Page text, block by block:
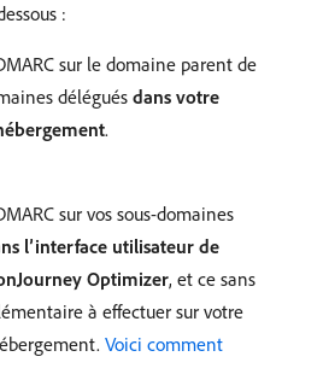
:
sur le domaine parent de
délégués dans votre
.
sur vos sous-domaines
l’interface utilisateur de
Optimizer, et ce sans
à effectuer sur votre
Voici comment